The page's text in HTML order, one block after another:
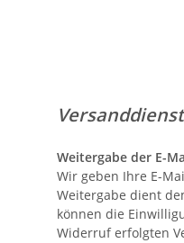
Weitergabe der E-
Wir geben Ihre E-
Weitergabe dient
können die
Widerruf erfolgten